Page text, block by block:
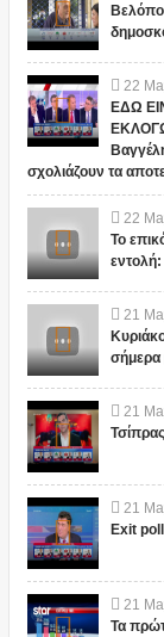
22
ΕΔΩ
σχολιάζουν τα
22
Το
21
σήμερα
21
21
Exit
21
Τα